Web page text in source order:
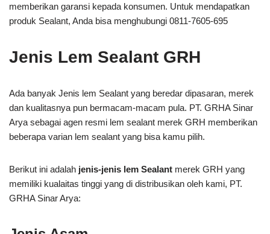
memberikan garansi kepada konsumen. Untuk mendapatkan
produk Sealant, Anda bisa menghubungi 0811-7605-695
Jenis Lem Sealant GRH
Ada banyak Jenis lem Sealant yang beredar dipasaran, merek
dan kualitasnya pun bermacam-macam pula. PT. GRHA Sinar
Arya sebagai agen resmi lem sealant merek GRH memberikan
beberapa varian lem sealant yang bisa kamu pilih.
Berikut ini adalah jenis-jenis lem Sealant merek GRH yang
memiliki kualaitas tinggi yang di distribusikan oleh kami, PT.
GRHA Sinar Arya: